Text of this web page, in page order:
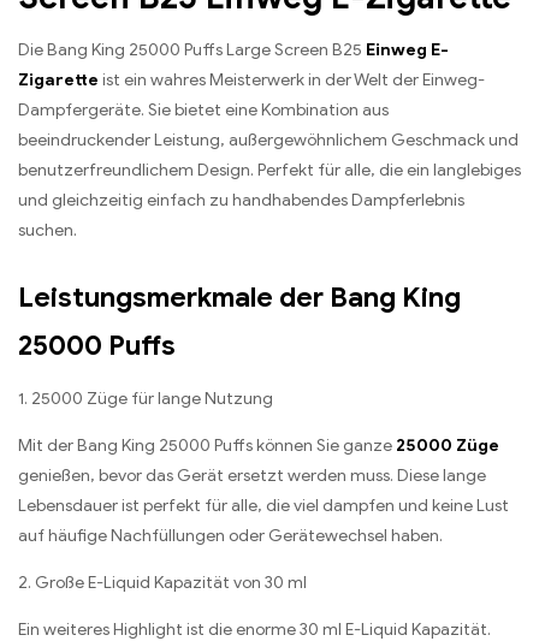
Die Bang King 25000 Puffs Large Screen B25 Einweg E-
Zigarette ist ein wahres Meisterwerk in der Welt der Einweg-
Dampfergeräte. Sie bietet eine Kombination aus
beeindruckender Leistung, außergewöhnlichem Geschmack und
benutzerfreundlichem Design. Perfekt für alle, die ein langlebiges
und gleichzeitig einfach zu handhabendes Dampferlebnis
suchen.
Leistungsmerkmale der Bang King
25000 Puffs
1. 25000 Züge für lange Nutzung
Mit der Bang King 25000 Puffs können Sie ganze 25000 Züge
genießen, bevor das Gerät ersetzt werden muss. Diese lange
Lebensdauer ist perfekt für alle, die viel dampfen und keine Lust
auf häufige Nachfüllungen oder Gerätewechsel haben.
2. Große E-Liquid Kapazität von 30 ml
Ein weiteres Highlight ist die enorme 30 ml E-Liquid Kapazität.